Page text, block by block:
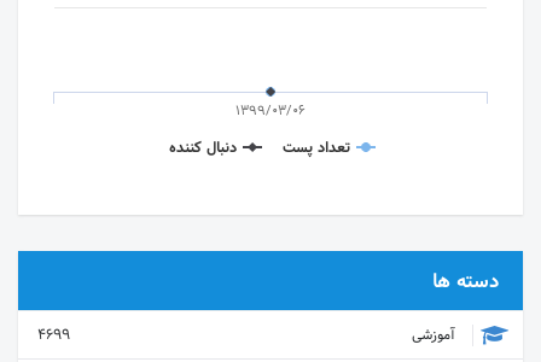
تعداد پست دنبال کننده
1399/03/06
دسته ها
آموزشی
4699